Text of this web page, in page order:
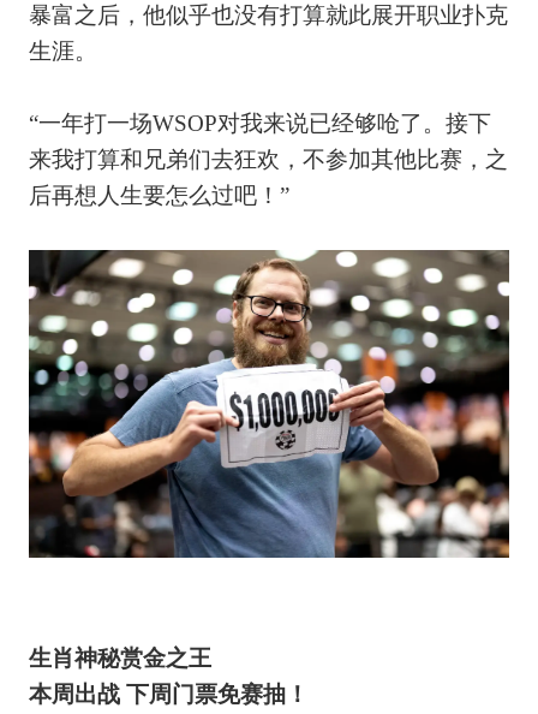
暴富之后，他似乎也没有打算就此展开职业扑克
生涯。
“一年打一场WSOP对我来说已经够呛了。接下
来我打算和兄弟们去狂欢，不参加其他比赛，之
后再想人生要怎么过吧！”
生肖神秘赏金之王
本周出战 下周门票免赛抽！